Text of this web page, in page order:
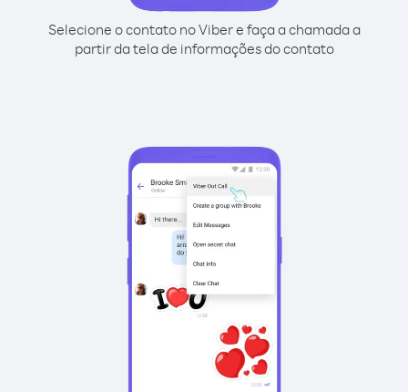
Selecione o contato no Viber e faça a chamada a
partir da tela de informações do contato